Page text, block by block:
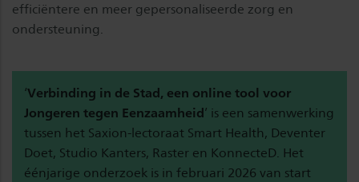
efficiëntere en meer gepersonaliseerde zorg en
ondersteuning.
‘Verbinding in de Stad, een online tool voor
Jongeren tegen Eenzaamheid’ is een samenwerking
tussen het Saxion-lectoraat Smart Health, Deventer
Doet, Studio Kanters, Raster en KonnecteD. Het
éénjarige onderzoek is in februari 2026 van start